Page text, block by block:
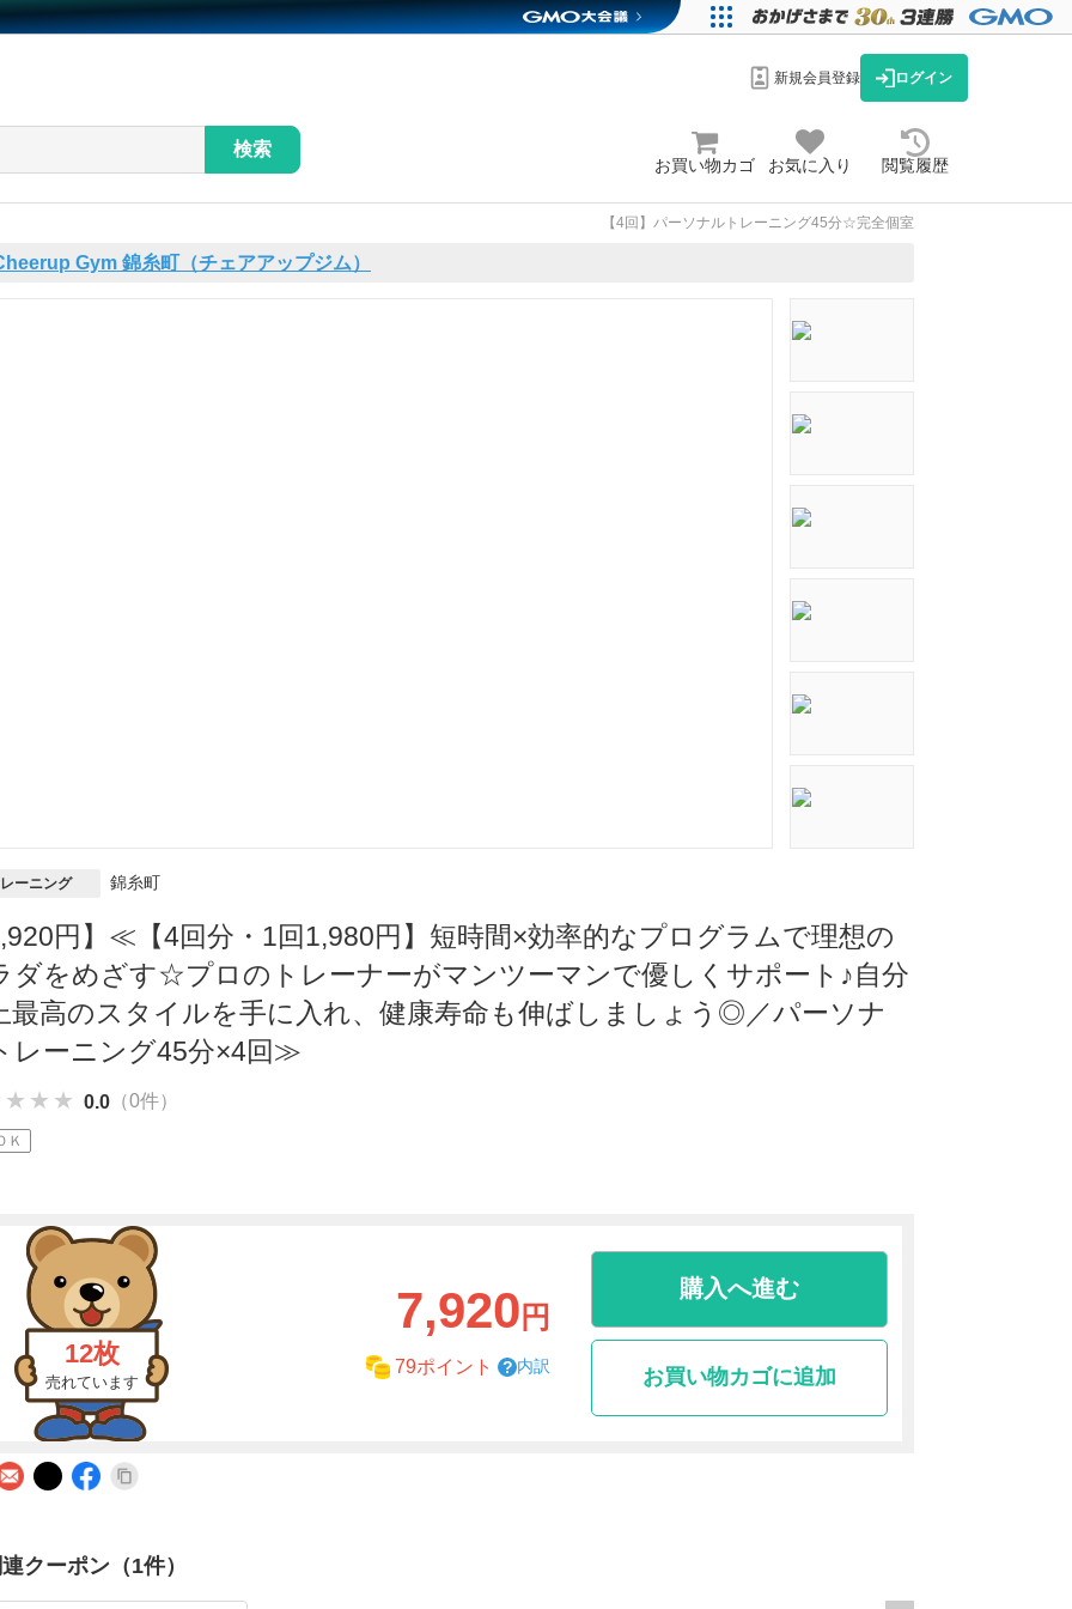
新規会員登録 ログイン
検索
お買い物カゴ お気に入り 閲覧履歴
【4回】パーソナルトレーニング45分☆完全個室
Gym 錦糸町（チェアアップジム）
ーニング 錦糸町
円】≪【4回分・1回1,980円】短時間×効率的なプログラムで理想の
ダをめざす☆プロのトレーナーがマンツーマンで優しくサポート♪自分
最高のスタイルを手に入れ、健康寿命も伸ばしましょう◎／パーソナ
レーニング45分×4回≫
0.0 （0件）
Ｋ
12枚
売れています
7,920 円
79ポイント 内訳
購入へ進む
お買い物カゴに追加
クーポン（1件）